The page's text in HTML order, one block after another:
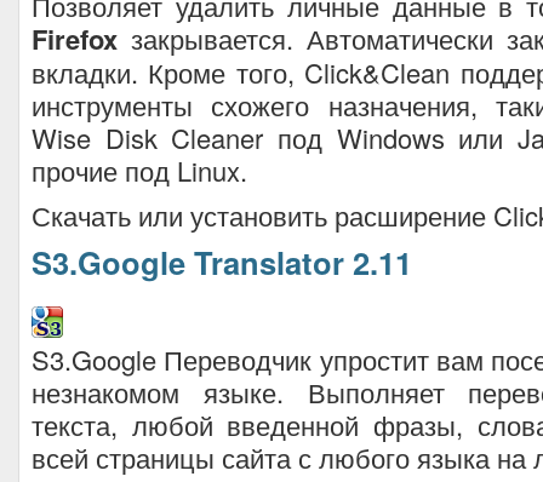
Firefox закрывается. Автоматически
вкладки. Кроме того, Click&Clean
инструменты схожего назначения,
Wise Disk Cleaner под Windows или
прочие под Linux.
Скачать или установить расширение
S3.Google Translator 2.11
S3.Google Переводчик упростит вам
незнакомом языке. Выполняет
текста, любой введенной фразы,
всей страницы сайта с любого языка на